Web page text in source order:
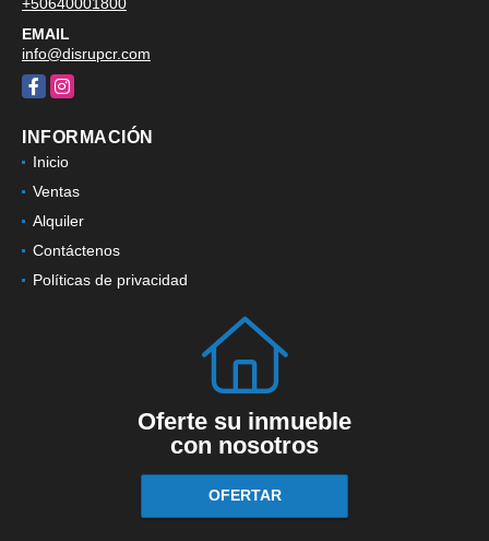
EMAIL
info@disrupcr.com
FacebookInstagram
INFORMACIÓN
Inicio
Ventas
Alquiler
Contáctenos
Políticas de privacidad
Oferte su inmueble
con nosotros
OFERTAR